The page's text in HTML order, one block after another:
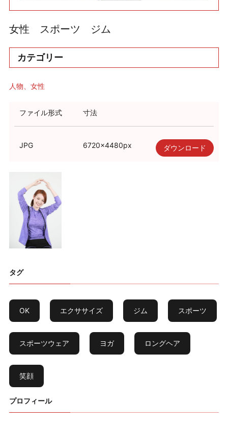
女性 スポーツ ジム
カテゴリー
人物 女性
ファイル形式 寸法
JPG 6720×4480px ダウンロード
タグ
OK エクササイズ ジム スポーツ
スポーツウェア ヨガ ロングヘア
笑顔
プロフィール